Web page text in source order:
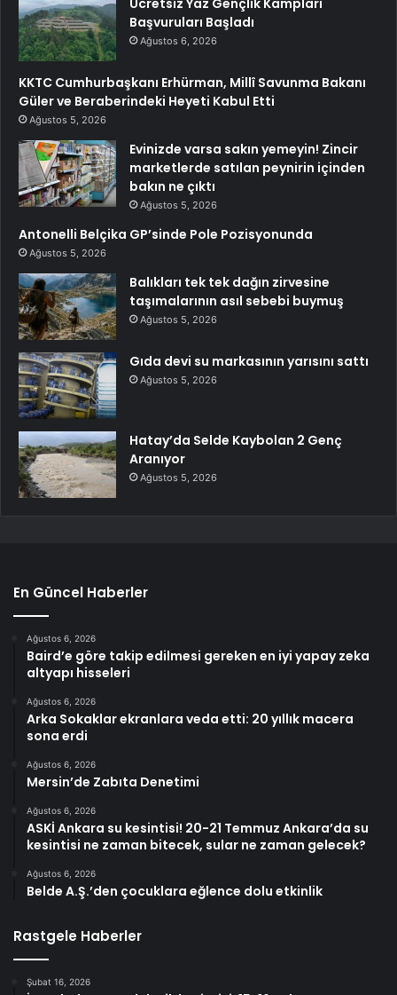
Başvuruları Başladı
Ağustos 6, 2026
KKTC Cumhurbaşkanı Erhürman, Millî Savunma Bakanı
Güler ve Beraberindeki Heyeti Kabul Etti
Ağustos 5, 2026
Evinizde varsa sakın yemeyin! Zincir
marketlerde satılan peynirin içinden
bakın ne çıktı
Ağustos 5, 2026
Antonelli Belçika GP’sinde Pole Pozisyonunda
Ağustos 5, 2026
Balıkları tek tek dağın zirvesine
taşımalarının asıl sebebi buymuş
Ağustos 5, 2026
Gıda devi su markasının yarısını sattı
Ağustos 5, 2026
Hatay’da Selde Kaybolan 2 Genç
Aranıyor
Ağustos 5, 2026
En Güncel Haberler
Ağustos 6, 2026
Baird’e göre takip edilmesi gereken en iyi yapay zeka
altyapı hisseleri
Ağustos 6, 2026
Arka Sokaklar ekranlara veda etti: 20 yıllık macera
sona erdi
Ağustos 6, 2026
Mersin’de Zabıta Denetimi
Ağustos 6, 2026
ASKİ Ankara su kesintisi! 20-21 Temmuz Ankara’da su
kesintisi ne zaman bitecek, sular ne zaman gelecek?
Ağustos 6, 2026
Belde A.Ş.’den çocuklara eğlence dolu etkinlik
Rastgele Haberler
Şubat 16, 2026